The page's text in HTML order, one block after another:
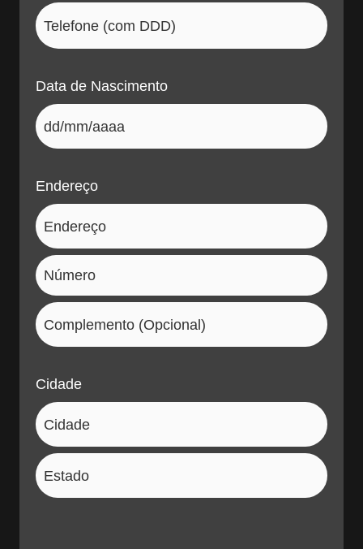
Data de Nascimento
Endereço
Cidade